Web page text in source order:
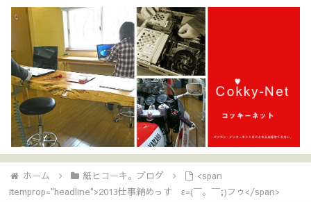
ホーム 紙ヒコーキ。ブログ
<span
itemprop="headline">2013仕事納めっす ε=(￣。￣;)フゥ</span>